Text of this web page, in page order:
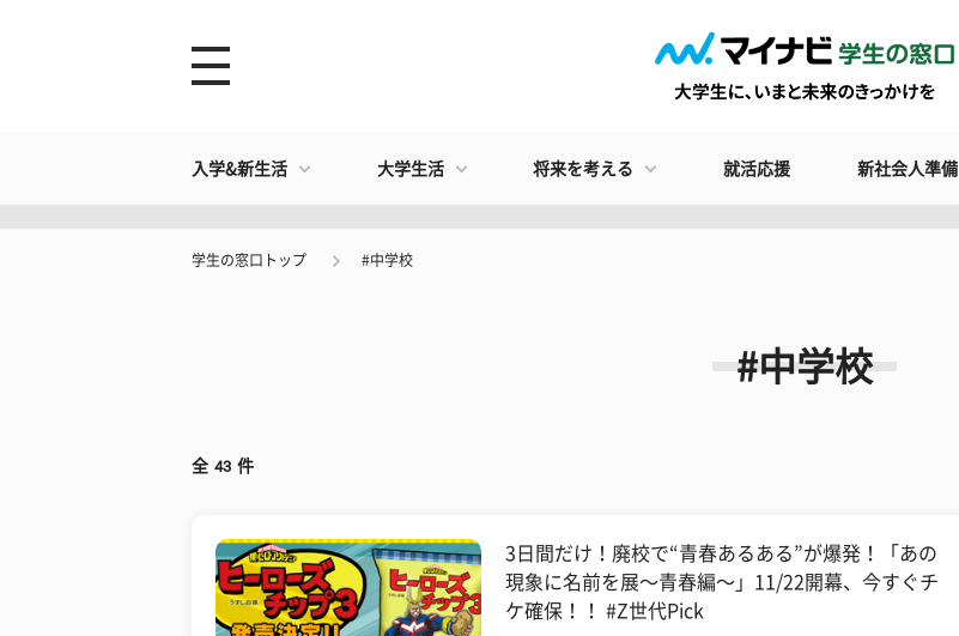
入学&新生活 大学生活 将来を考える 就活応援 新社会人準備
学生の窓口トップ #中学校
#中学校
全 43 件
3日間だけ！廃校で“青春あるある”が爆発！「あの
現象に名前を展〜青春編〜」11/22開幕、今すぐチ
ケ確保！！ #Z世代Pick